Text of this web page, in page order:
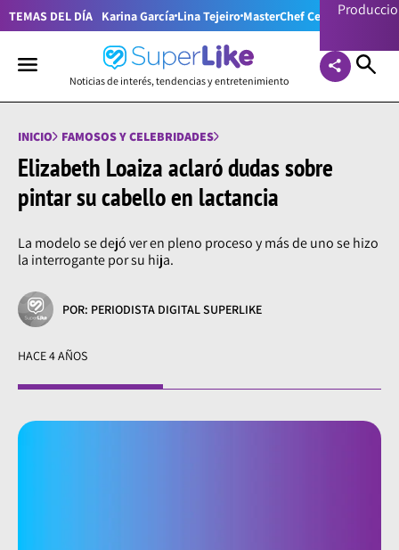
TEMAS DEL DÍA Karina García Lina Tejeiro MasterChef Celebrity
Noticias de interés, tendencias y entretenimiento
INICIO FAMOSOS Y CELEBRIDADES
Elizabeth Loaiza aclaró dudas sobre
pintar su cabello en lactancia
La modelo se dejó ver en pleno proceso y más de uno se hizo
la interrogante por su hija.
POR: PERIODISTA DIGITAL SUPERLIKE
HACE 4 AÑOS